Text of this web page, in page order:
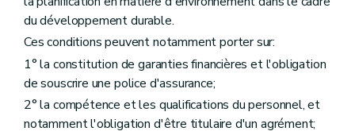
du développement durable.
Ces conditions peuvent notamment porter sur:
1° la constitution de garanties financières et l'obligation
de souscrire une police d'assurance;
2° la compétence et les qualifications du personnel, et
notamment l'obligation d'être titulaire d'un agrément;